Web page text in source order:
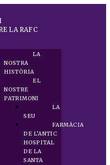
LA RAFC
LA
NOSTRA
HISTÒRIA
EL
NOSTRE
PATRIMONI
LA
SEU
FARMÀCIA
DE L’ANTIC
HOSPITAL
DE LA
SANTA